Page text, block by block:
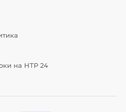
на НТР 24